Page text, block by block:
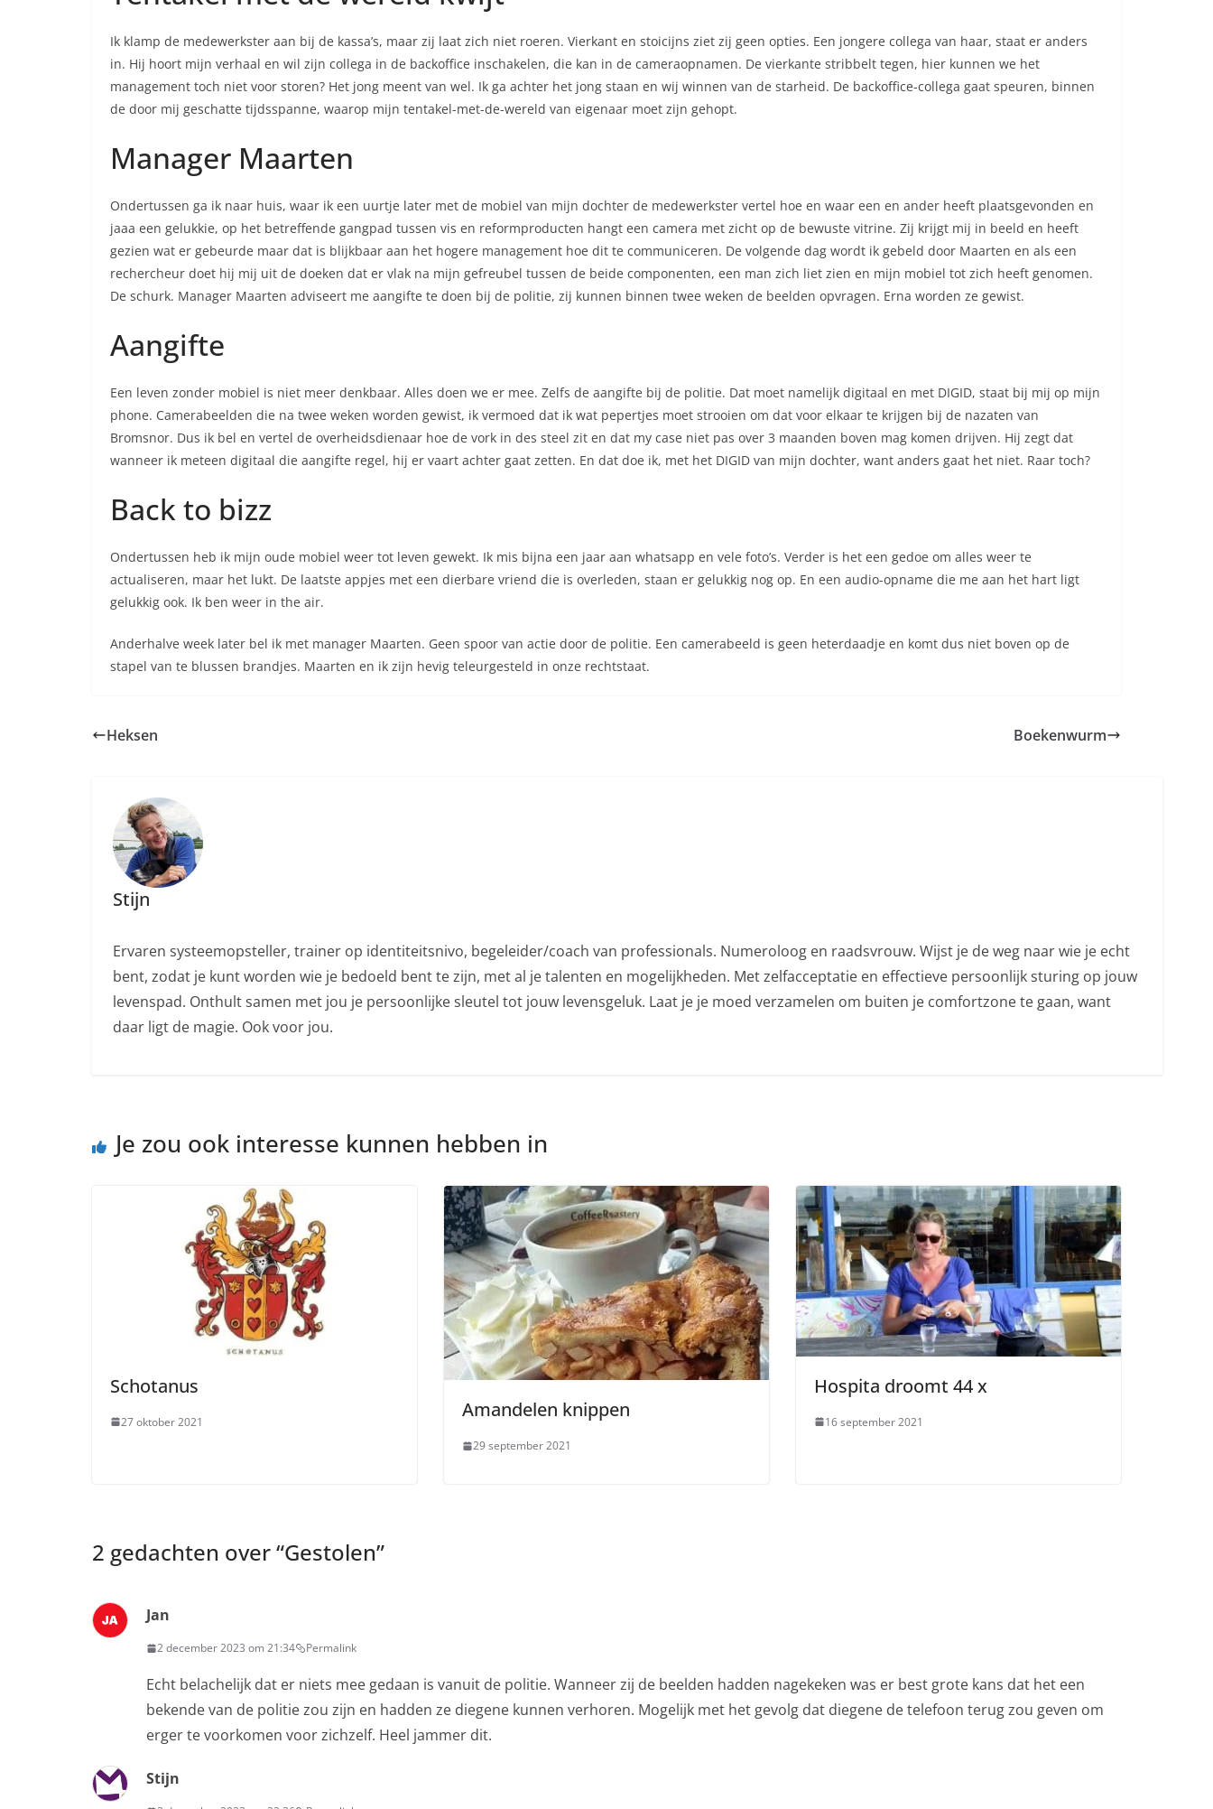
Ik klamp de medewerkster aan bij de kassa’s, maar zij laat zich niet roeren. Vierkant en stoicijns ziet zij geen opties. Een jongere collega van haar, staat er anders
in. Hij hoort mijn verhaal en wil zijn collega in de backoffice inschakelen, die kan in de cameraopnamen. De vierkante stribbelt tegen, hier kunnen we het
management toch niet voor storen? Het jong meent van wel. Ik ga achter het jong staan en wij winnen van de starheid. De backoffice-collega gaat speuren, binnen
de door mij geschatte tijdsspanne, waarop mijn tentakel-met-de-wereld van eigenaar moet zijn gehopt.
Manager Maarten
Ondertussen ga ik naar huis, waar ik een uurtje later met de mobiel van mijn dochter de medewerkster vertel hoe en waar een en ander heeft plaatsgevonden en
jaaa een gelukkie, op het betreffende gangpad tussen vis en reformproducten hangt een camera met zicht op de bewuste vitrine. Zij krijgt mij in beeld en heeft
gezien wat er gebeurde maar dat is blijkbaar aan het hogere management hoe dit te communiceren. De volgende dag wordt ik gebeld door Maarten en als een
rechercheur doet hij mij uit de doeken dat er vlak na mijn gefreubel tussen de beide componenten, een man zich liet zien en mijn mobiel tot zich heeft genomen.
De schurk. Manager Maarten adviseert me aangifte te doen bij de politie, zij kunnen binnen twee weken de beelden opvragen. Erna worden ze gewist.
Aangifte
Een leven zonder mobiel is niet meer denkbaar. Alles doen we er mee. Zelfs de aangifte bij de politie. Dat moet namelijk digitaal en met DIGID, staat bij mij op mijn
phone. Camerabeelden die na twee weken worden gewist, ik vermoed dat ik wat pepertjes moet strooien om dat voor elkaar te krijgen bij de nazaten van
Bromsnor. Dus ik bel en vertel de overheidsdienaar hoe de vork in des steel zit en dat my case niet pas over 3 maanden boven mag komen drijven. Hij zegt dat
wanneer ik meteen digitaal die aangifte regel, hij er vaart achter gaat zetten. En dat doe ik, met het DIGID van mijn dochter, want anders gaat het niet. Raar toch?
Back to bizz
Ondertussen heb ik mijn oude mobiel weer tot leven gewekt. Ik mis bijna een jaar aan whatsapp en vele foto’s. Verder is het een gedoe om alles weer te
actualiseren, maar het lukt. De laatste appjes met een dierbare vriend die is overleden, staan er gelukkig nog op. En een audio-opname die me aan het hart ligt
gelukkig ook. Ik ben weer in the air.
Anderhalve week later bel ik met manager Maarten. Geen spoor van actie door de politie. Een camerabeeld is geen heterdaadje en komt dus niet boven op de
stapel van te blussen brandjes. Maarten en ik zijn hevig teleurgesteld in onze rechtstaat.
Heksen Boekenwurm
Stijn
Ervaren systeemopsteller, trainer op identiteitsnivo, begeleider/coach van professionals. Numeroloog en raadsvrouw. Wijst je de weg naar wie je echt
bent, zodat je kunt worden wie je bedoeld bent te zijn, met al je talenten en mogelijkheden. Met zelfacceptatie en effectieve persoonlijk sturing op jouw
levenspad. Onthult samen met jou je persoonlijke sleutel tot jouw levensgeluk. Laat je je moed verzamelen om buiten je comfortzone te gaan, want
daar ligt de magie. Ook voor jou.
Je zou ook interesse kunnen hebben in
Schotanus
27 oktober 2021 Amandelen knippen
29 september 2021
Hospita droomt 44 x
16 september 2021
2 gedachten over “Gestolen”
Jan
2 december 2023 om 21:34 Permalink
Echt belachelijk dat er niets mee gedaan is vanuit de politie. Wanneer zij de beelden hadden nagekeken was er best grote kans dat het een
bekende van de politie zou zijn en hadden ze diegene kunnen verhoren. Mogelijk met het gevolg dat diegene de telefoon terug zou geven om
erger te voorkomen voor zichzelf. Heel jammer dit.
Stijn